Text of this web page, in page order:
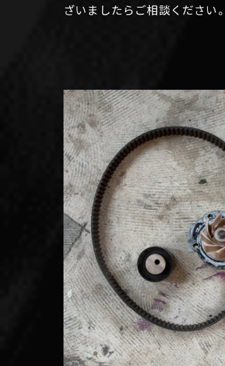
ざいましたらご相談ください。